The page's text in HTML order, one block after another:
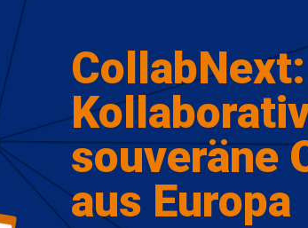
CollabNext:
souveräne
aus Europa